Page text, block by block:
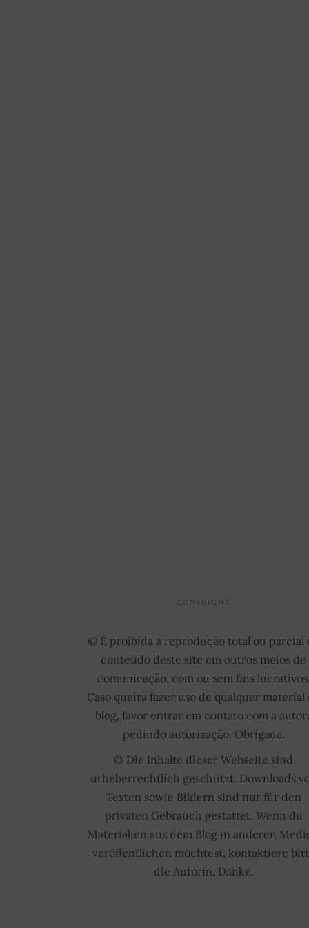
COPYRIGHT
© É proibida a reprodução total ou parcial
conteúdo deste site em outros meios de
comunicação, com ou sem fins
Caso queira fazer uso de qualquer material
blog, favor entrar em contato com a
pedindo autorização. Obrigada.
© Die Inhalte dieser Webseite sind
urheberrechtlich geschützt. Downloads
Texten sowie Bildern sind nur für den
privaten Gebrauch gestattet. Wenn du
Materialien aus dem Blog in anderen
veröffentlichen möchtest, kontaktiere
die Autorin. Danke.